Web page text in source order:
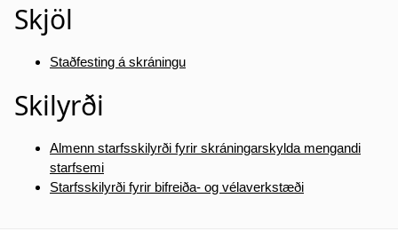
Skjöl
Staðfesting á skráningu
Skilyrði
Almenn starfsskilyrði fyrir skráningarskylda mengandi
starfsemi
Starfsskilyrði fyrir bifreiða- og vélaverkstæði